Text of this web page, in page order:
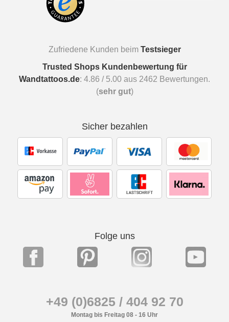
Zufriedene Kunden beim Testsieger
Trusted Shops Kundenbewertung für
Wandtattoos.de: 4.86 / 5.00 aus 2462 Bewertungen.
(sehr gut)
Sicher bezahlen
Folge uns
+49 (0)6825 / 404 92 70
Montag bis Freitag 08 - 16 Uhr